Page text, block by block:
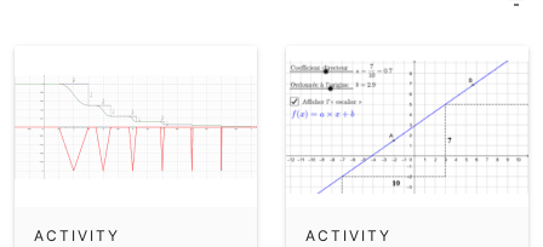
Operations
Geometry
3D Calculator
ACTIVITY ACTIVITY